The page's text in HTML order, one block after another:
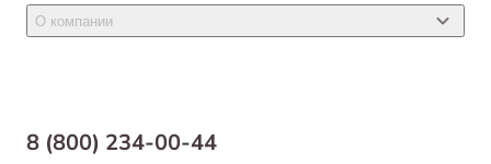
8 (800) 234-00-44
Товары для птиц
Новости
Самовывоз
О компании
Благотворительный фонд